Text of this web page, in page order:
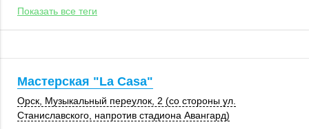
Показать все теги
Мастерская "La Casa"
Орск , Музыкальный переулок, 2 (со стороны ул.
Станиславского, напротив стадиона Авангард)